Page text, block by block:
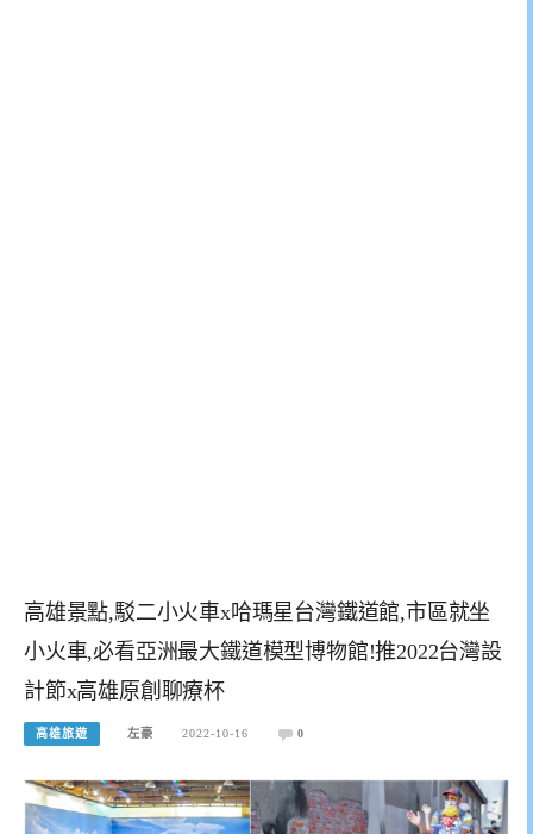
高雄景點,駁二小火車x哈瑪星台灣鐵道館,市區就坐
小火車,必看亞洲最大鐵道模型博物館!推2022台灣設
計節x高雄原創聊療杯
高雄旅遊 左豪 2022-10-16 0